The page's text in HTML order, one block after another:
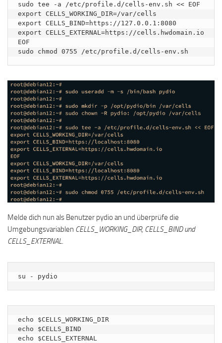
sudo tee -a /etc/profile.d/cells-env.sh << EOF
export CELLS_WORKING_DIR=/var/cells
export CELLS_BIND=https://127.0.0.1:8080
export CELLS_EXTERNAL=https://cells.hwdomain.io
EOF
sudo chmod 0755 /etc/profile.d/cells-env.sh
Melde dich nun als Benutzer pydio an und überprüfe die
Umgebungsvariablen CELLS_WORKING_DIR, CELLS_BIND und
CELLS_EXTERNAL.
su - pydio
echo $CELLS_WORKING_DIR
echo $CELLS_BIND
echo $CELLS_EXTERNAL